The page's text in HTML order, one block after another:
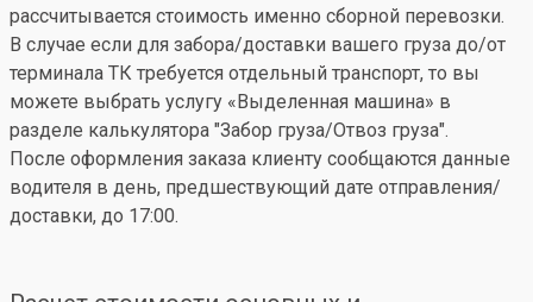
рассчитывается стоимость именно сборной перевозки.
В случае если для забора/доставки вашего груза до/от
терминала ТК требуется отдельный транспорт, то вы
можете выбрать услугу «Выделенная машина» в
разделе калькулятора "Забор груза/Отвоз груза".
После оформления заказа клиенту сообщаются данные
водителя в день, предшествующий дате отправления/
доставки, до 17:00.